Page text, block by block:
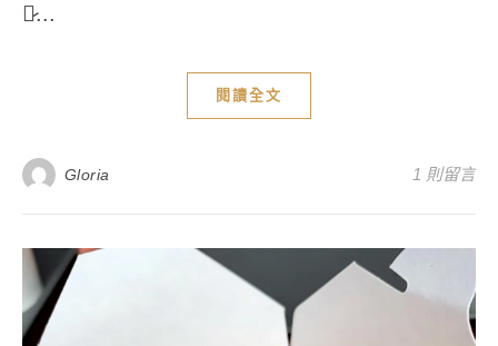
等̷...
閱讀全文
Gloria 1 則留言